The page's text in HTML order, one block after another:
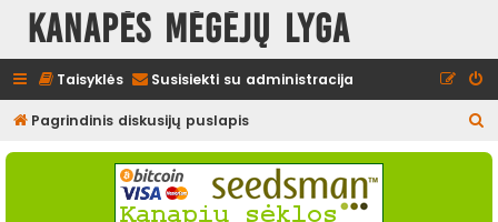
Kanapės mėgėjų lyga
Taisyklės Susisiekti su administracija
Pagrindinis diskusijų puslapis
e